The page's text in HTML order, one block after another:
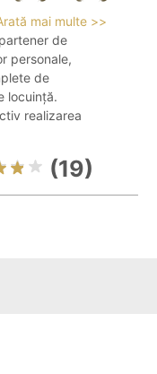
mai multe >>
de
personale,
de
locuință.
realizarea
(19)